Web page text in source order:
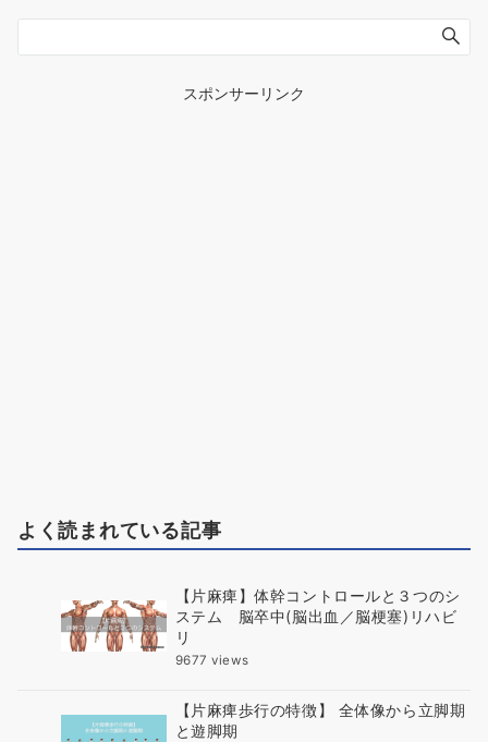
スポンサーリンク
よく読まれている記事
【片麻痺】体幹コントロールと３つのシ
ステム 脳卒中(脳出血／脳梗塞)リハビ
リ
9677 views
【片麻痺歩行の特徴】 全体像から立脚期
と遊脚期